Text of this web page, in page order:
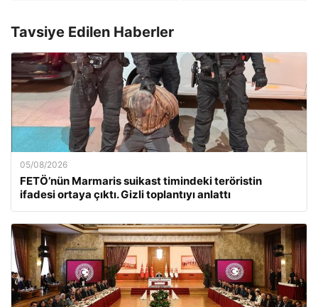
Tavsiye Edilen Haberler
05/08/2026
FETÖ’nün Marmaris suikast timindeki teröristin
ifadesi ortaya çıktı. Gizli toplantıyı anlattı